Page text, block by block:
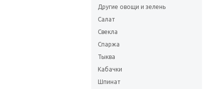
Другие овощи и зелень
Салат
Свекла
Спаржа
Тыква
Кабачки
Шпинат